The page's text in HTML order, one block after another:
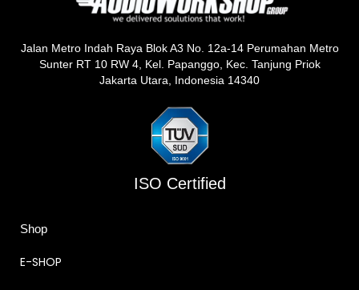
Jalan Metro Indah Raya Blok A3 No. 12a-14 Perumahan Metro
Sunter RT 10 RW 4, Kel. Papanggo, Kec. Tanjung Priok
Jakarta Utara, Indonesia 14340
ISO Certified
Shop
E-SHOP